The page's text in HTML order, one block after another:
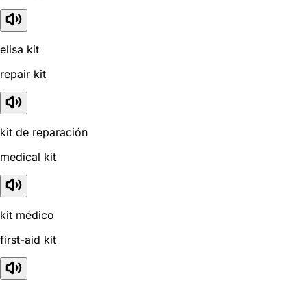
elisa kit
repair kit
kit de reparación
medical kit
kit médico
first-aid kit